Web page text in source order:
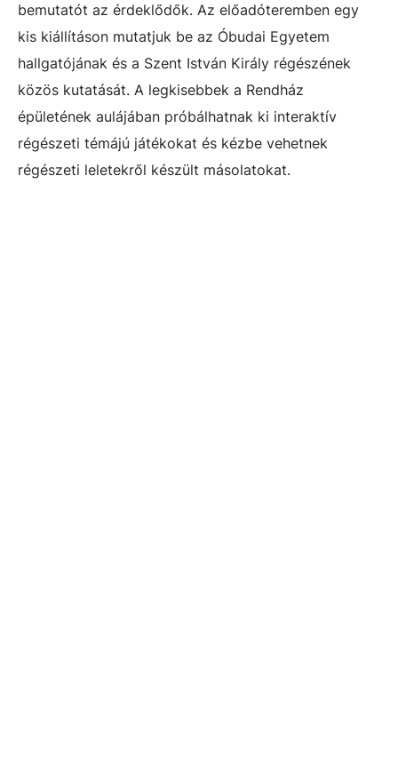
bemutatót az érdeklődők. Az előadóteremben egy
kis kiállításon mutatjuk be az Óbudai Egyetem
hallgatójának és a Szent István Király régészének
közös kutatását. A legkisebbek a Rendház
épületének aulájában próbálhatnak ki interaktív
régészeti témájú játékokat és kézbe vehetnek
régészeti leletekről készült másolatokat.